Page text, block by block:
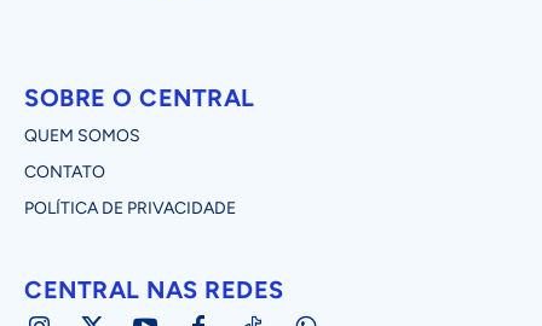
SOBRE O CENTRAL
QUEM SOMOS
CONTATO
POLÍTICA DE PRIVACIDADE
CENTRAL NAS REDES